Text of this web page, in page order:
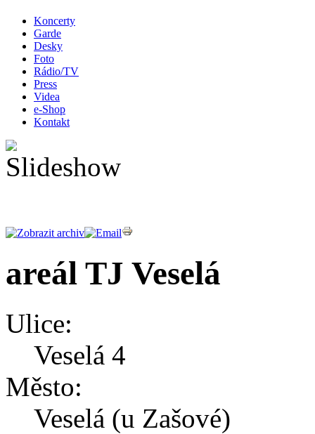
Koncerty
Garde
Desky
Foto
Rádio/TV
Press
Videa
e-Shop
Kontakt
areál TJ Veselá
Ulice:
Veselá 4
Město:
Veselá (u Zašové)